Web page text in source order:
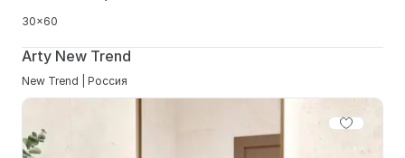
30x60
Arty New Trend
New Trend | Россия